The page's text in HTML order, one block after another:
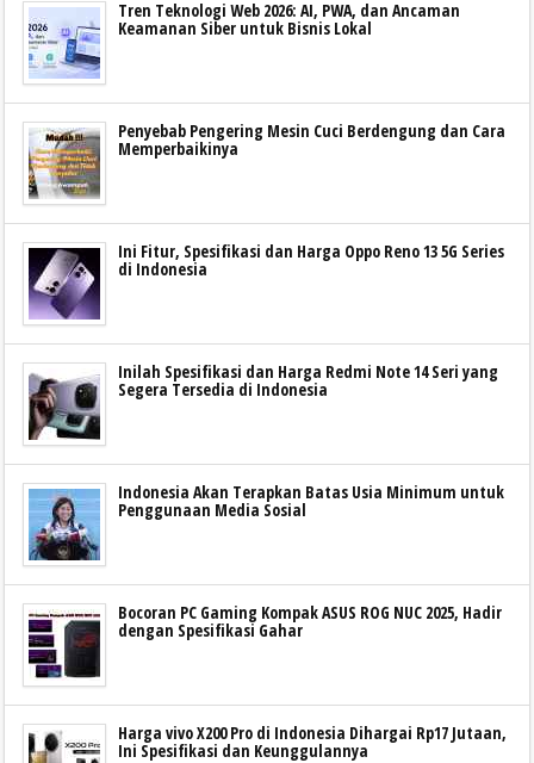
Tren Teknologi Web 2026: AI, PWA, dan Ancaman
Keamanan Siber untuk Bisnis Lokal
Penyebab Pengering Mesin Cuci Berdengung dan Cara
Memperbaikinya
Ini Fitur, Spesifikasi dan Harga Oppo Reno 13 5G Series
di Indonesia
Inilah Spesifikasi dan Harga Redmi Note 14 Seri yang
Segera Tersedia di Indonesia
Indonesia Akan Terapkan Batas Usia Minimum untuk
Penggunaan Media Sosial
Bocoran PC Gaming Kompak ASUS ROG NUC 2025, Hadir
dengan Spesifikasi Gahar
Harga vivo X200 Pro di Indonesia Dihargai Rp17 Jutaan,
Ini Spesifikasi dan Keunggulannya